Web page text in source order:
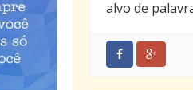
alvo de